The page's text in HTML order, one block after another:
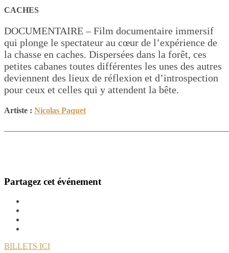
CACHES
DOCUMENTAIRE – Film documentaire immersif
qui plonge le spectateur au cœur de l’expérience de
la chasse en caches. Dispersées dans la forêt, ces
petites cabanes toutes différentes les unes des autres
deviennent des lieux de réflexion et d’introspection
pour ceux et celles qui y attendent la bête.
Artiste : Nicolas Paquet
Partagez cet événement
BILLETS ICI